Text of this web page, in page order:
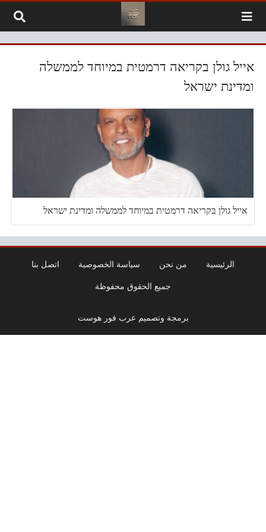
אייל גולן בקריאה דרמטית במיוחד לממשלה
ומדינת ישראל
אייל גולן בקריאה דרמטית במיוחד לממשלה ומדינת ישראל
الرئيسية من نحن سياسة الخصوصية اتصل بنا
جميع الحقوق محفوظة
برمجة وتصميم عرب فور هوست